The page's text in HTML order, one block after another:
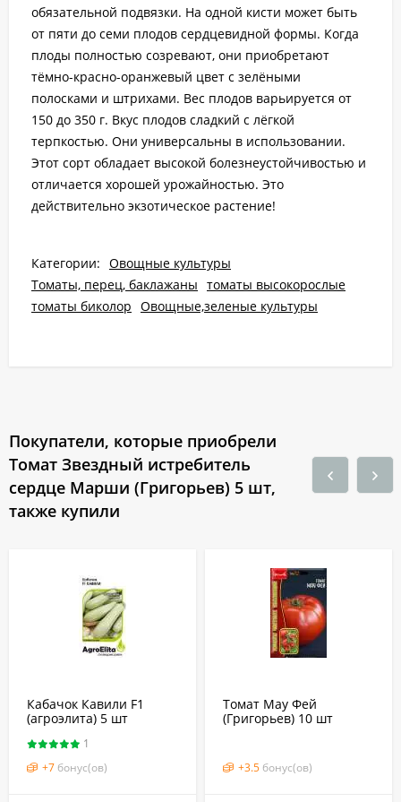
обязательной подвязки. На одной кисти может быть
от пяти до семи плодов сердцевидной формы. Когда
плоды полностью созревают, они приобретают
тёмно-красно-оранжевый цвет с зелёными
полосками и штрихами. Вес плодов варьируется от
150 до 350 г. Вкус плодов сладкий с лёгкой
терпкостью. Они универсальны в использовании.
Этот сорт обладает высокой болезнеустойчивостью и
отличается хорошей урожайностью. Это
действительно экзотическое растение!
Категории: Овощные культуры
Томаты, перец, баклажаны томаты высокорослые
томаты биколор Овощные,зеленые культуры
Покупатели, которые приобрели
Томат Звездный истребитель
сердце Марши (Григорьев) 5 шт,
также купили
Кабачок Кавили F1
(агроэлита) 5 шт
1
+7 бонус(ов)
Томат Мау Фей
(Григорьев) 10 шт
+3.5 бонус(ов)